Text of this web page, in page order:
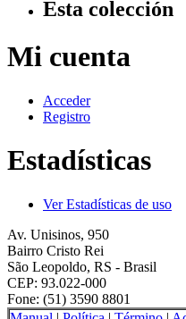
Esta colección
Mi cuenta
Acceder
Registro
Estadísticas
Ver Estadísticas de uso
Av. Unisinos, 950
Bairro Cristo Rei
São Leopoldo, RS - Brasil
CEP: 93.022-000
Fone: (51) 3590 8801